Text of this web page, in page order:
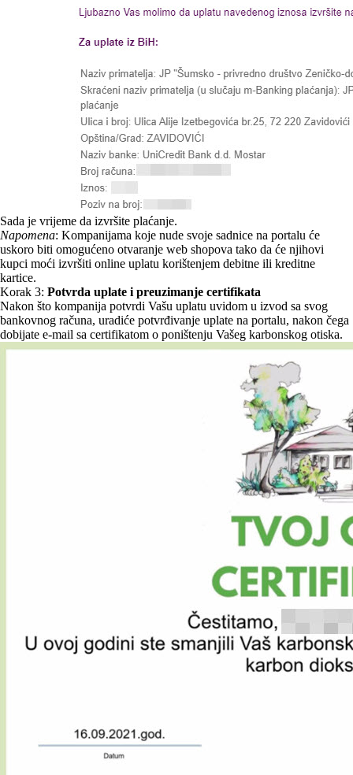
Sada je vrijeme da izvršite plaćanje.
Napomena: Kompanijama koje nude svoje sadnice na portalu će
uskoro biti omogućeno otvaranje web shopova tako da će njihovi
kupci moći izvršiti online uplatu korištenjem debitne ili kreditne
kartice.
Korak 3: Potvrda uplate i preuzimanje certifikata
Nakon što kompanija potvrdi Vašu uplatu uvidom u izvod sa svog
bankovnog računa, uradiće potvrđivanje uplate na portalu, nakon čega
dobijate e-mail sa certifikatom o poništenju Vašeg karbonskog otiska.